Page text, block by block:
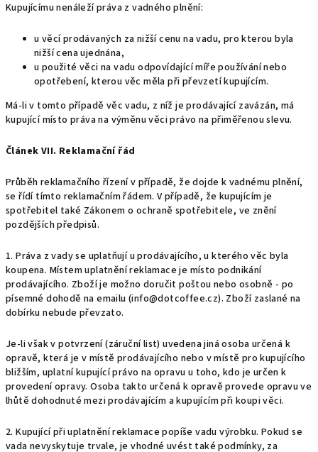
Kupujícímu nenáleží práva z vadného plnění:
u věcí prodávaných za nižší cenu na vadu, pro kterou byla
nižší cena ujednána,
u použité věci na vadu odpovídající míře používání nebo
opotřebení, kterou věc měla při převzetí kupujícím.
Má-li v tomto případě věc vadu, z níž je prodávající zavázán, má
kupující místo práva na výměnu věci právo na přiměřenou slevu.
Článek VII. Reklamační řád
Průběh reklamačního řízení v případě, že dojde k vadnému plnění,
se řídí tímto reklamačním řádem. V případě, že kupujícím je
spotřebitel také Zákonem o ochraně spotřebitele, ve znění
pozdějších předpisů.
1. Práva z vady se uplatňují u prodávajícího, u kterého věc byla
koupena. Místem uplatnění reklamace je místo podnikání
prodávajícího. Zboží je možno doručit poštou nebo osobně - po
písemné dohodě na emailu (info@dotcoffee.cz). Zboží zaslané na
dobírku nebude převzato.
Je-li však v potvrzení (záruční list) uvedena jiná osoba určená k
opravě, která je v místě prodávajícího nebo v místě pro kupujícího
bližším, uplatní kupující právo na opravu u toho, kdo je určen k
provedení opravy. Osoba takto určená k opravě provede opravu ve
lhůtě dohodnuté mezi prodávajícím a kupujícím při koupi věci.
2. Kupující při uplatnění reklamace popíše vadu výrobku. Pokud se
vada nevyskytuje trvale, je vhodné uvést také podmínky, za